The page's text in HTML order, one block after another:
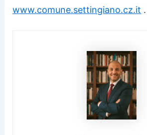
www.comune.settingiano.cz.it .